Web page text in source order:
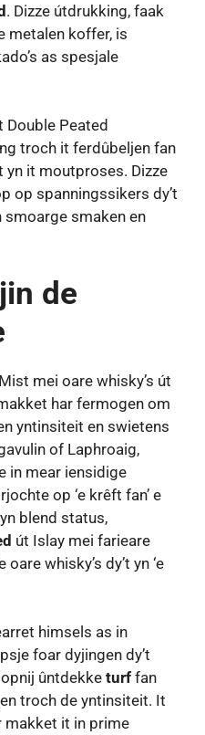
. Dizze útdrukking, faak
metalen koffer, is
as spesjale
Double Peated
troch it ferdûbeljen fan
it moutproses. Dizze
op spanningssikers dy’t
smoarge smaken en
de
mei oare whisky’s út
har fermogen om
yntinsiteit en swietens
of Laphroaig,
in mear iensidige
op ‘e krêft fan’ e
blend status,
út Islay mei farieare
whisky’s dy’t yn ‘e
himsels as in
foar dyjingen dy’t
ûntdekketurf fan
troch de yntinsiteit. It
it in prime